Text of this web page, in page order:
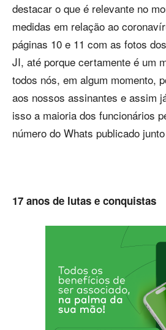
destacar o que é relevante no
medidas em relação ao
páginas 10 e 11 com as fotos
JI, até porque certamente é um
todos nós, em algum momento,
aos nossos assinantes e assim
isso a maioria dos funcionários
número do Whats publicado
17 anos de lutas e conquistas